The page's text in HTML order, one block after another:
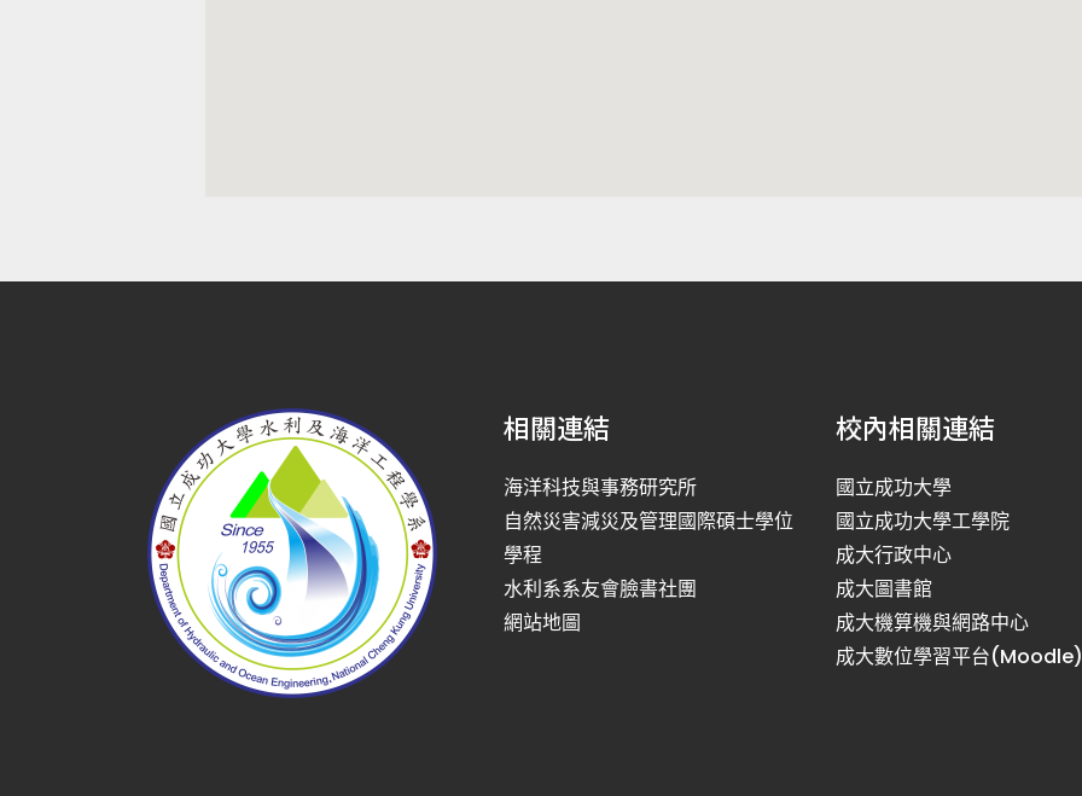
相關連結
海洋科技與事務研究所
自然災害減災及管理國際碩士學位
學程
水利系系友會臉書社團
網站地圖
校內相關連結
國立成功大學
國立成功大學工學院
成大行政中心
成大圖書館
成大機算機與網路中心
成大數位學習平台(Moodle)